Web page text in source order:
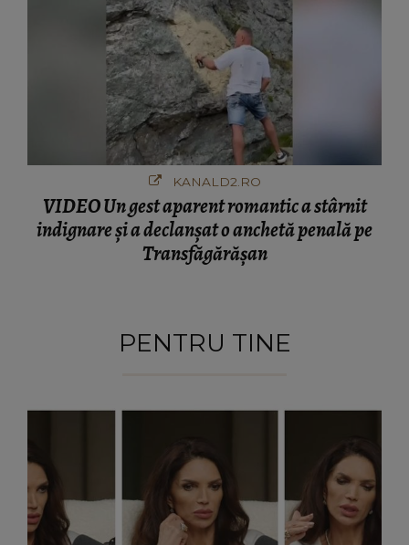
KANALD2.RO
VIDEO Un gest aparent romantic a stârnit
indignare și a declanșat o anchetă penală pe
Transfăgărășan
PENTRU TINE